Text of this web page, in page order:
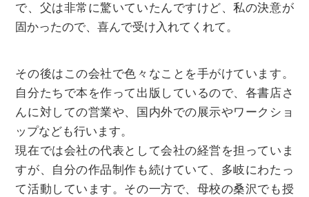
で、父は非常に驚いていたんですけど、私の決意が
固かったので、喜んで受け入れてくれて。
その後はこの会社で色々なことを手がけています。
自分たちで本を作って出版しているので、各書店さ
んに対しての営業や、国内外での展示やワークショ
ップなども行います。
現在では会社の代表として会社の経営を担っていま
すが、自分の作品制作も続けていて、多岐にわたっ
て活動しています。その一方で、母校の桑沢でも授